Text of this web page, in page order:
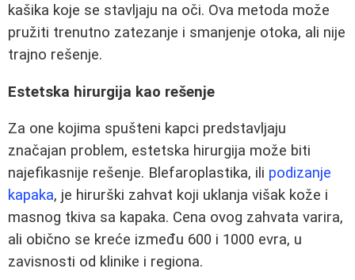
kašika koje se stavljaju na oči. Ova metoda može
pružiti trenutno zatezanje i smanjenje otoka, ali nije
trajno rešenje.
Estetska hirurgija kao rešenje
Za one kojima spušteni kapci predstavljaju
značajan problem, estetska hirurgija može biti
najefikasnije rešenje. Blefaroplastika, ili podizanje
kapaka, je hirurški zahvat koji uklanja višak kože i
masnog tkiva sa kapaka. Cena ovog zahvata varira,
ali obično se kreće između 600 i 1000 evra, u
zavisnosti od klinike i regiona.